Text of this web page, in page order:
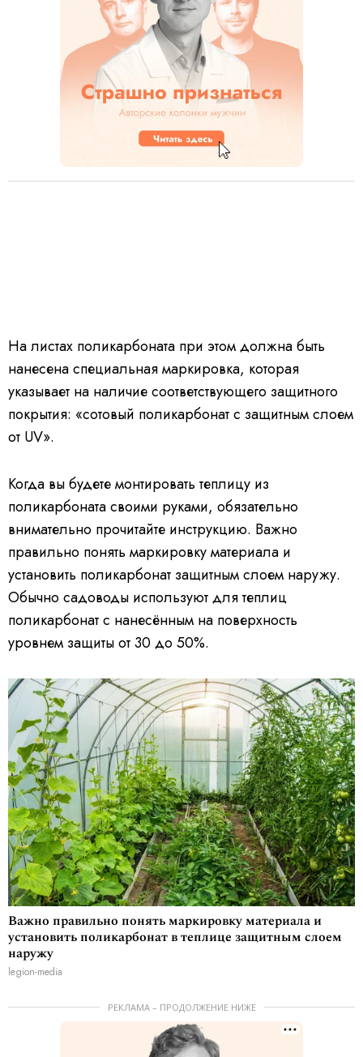
На листах поликарбоната при этом должна быть
нанесена специальная маркировка, которая
указывает на наличие соответствующего защитного
покрытия: «сотовый поликарбонат с защитным слоем
от UV».
Когда вы будете монтировать теплицу из
поликарбоната своими руками, обязательно
внимательно прочитайте инструкцию. Важно
правильно понять маркировку материала и
установить поликарбонат защитным слоем наружу.
Обычно садоводы используют для теплиц
поликарбонат с нанесённым на поверхность
уровнем защиты от 30 до 50%.
Важно правильно понять маркировку материала и
установить поликарбонат в теплице защитным слоем
наружу
legion-media
РЕКЛАМА – ПРОДОЛЖЕНИЕ НИЖЕ